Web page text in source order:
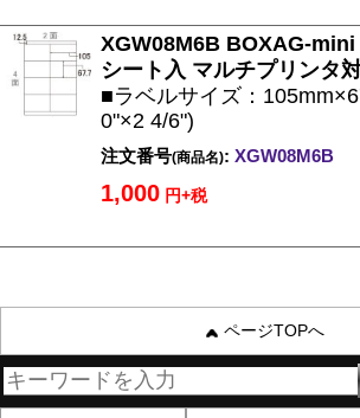
XGW08M6B BOXAG-mini
シート入 マルチプリンタ
■ラベルサイズ：
0"×2 4/6")
注文番号(商品名): XGW08M6B
1,000 円+税
ページTOPへ